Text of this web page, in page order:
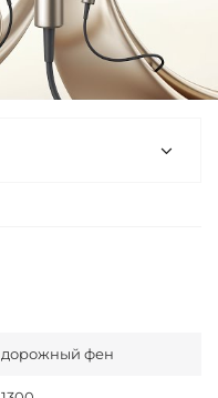
дорожный фен